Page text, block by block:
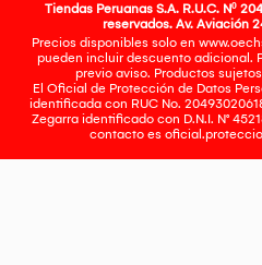
Tiendas Peruanas S.A. R.U.C. Nº
reservados. Av. Aviación
Precios disponibles solo en
pueden incluir descuento adicional.
previo aviso. Productos
El Oficial de Protección de Datos
identificada con RUC No.
Zegarra identificado con D.N.I. N°
contacto es